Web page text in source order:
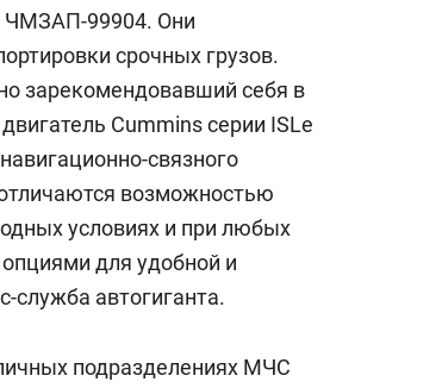
ЧМЗАП-99904. Они
срочных грузов.
зарекомендовавший себя в
Cummins серии ISLe
связного
возможностью
условиях и при любых
для удобной и
служба автогиганта.
подразделениях МЧС
состоянием как основа